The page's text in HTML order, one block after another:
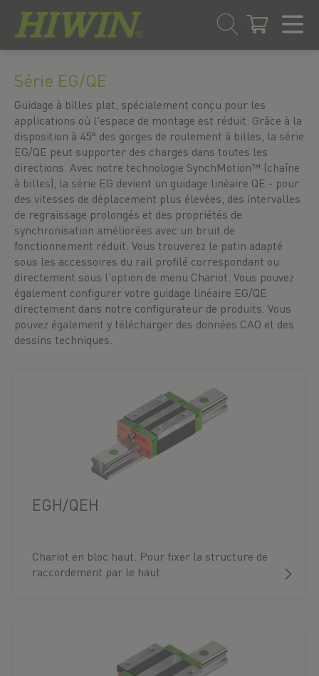
content
menu
navigation
Série EG/QE
Guidage à billes plat, spécialement conçu pour les
applications où l'espace de montage est réduit. Grâce à la
disposition à 45° des gorges de roulement à billes, la série
EG/QE peut supporter des charges dans toutes les
directions. Avec notre technologie SynchMotion™ (chaîne
à billes), la série EG devient un guidage linéaire QE - pour
des vitesses de déplacement plus élevées, des intervalles
de regraissage prolongés et des propriétés de
synchronisation améliorées avec un bruit de
fonctionnement réduit. Vous trouverez le patin adapté
sous les accessoires du rail profilé correspondant ou
directement sous l'option de menu Chariot. Vous pouvez
également configurer votre guidage linéaire EG/QE
directement dans notre configurateur de produits. Vous
pouvez également y télécharger des données CAO et des
dessins techniques.
EGH/QEH
Chariot en bloc haut. Pour fixer la structure de
raccordement par le haut.